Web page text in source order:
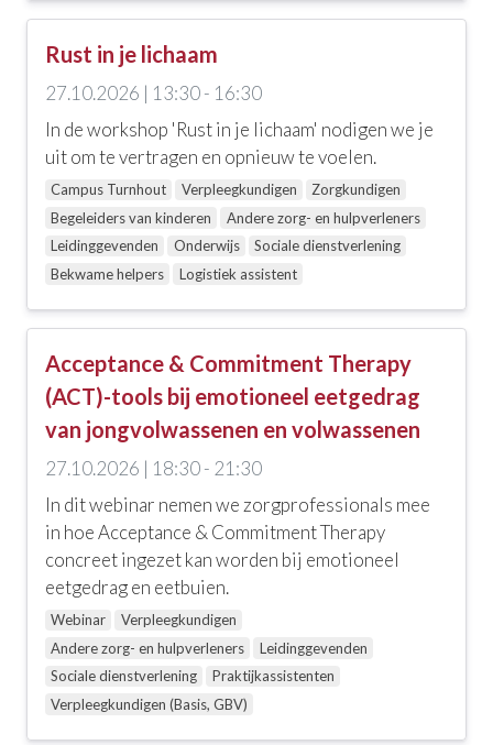
Rust in je lichaam
27.10.2026 | 13:30 - 16:30
In de workshop 'Rust in je lichaam' nodigen we je
uit om te vertragen en opnieuw te voelen.
Campus Turnhout Verpleegkundigen
Zorgkundigen
Begeleiders van kinderen
Andere zorg- en hulpverleners
Leidinggevenden
Onderwijs
Sociale dienstverlening
Bekwame helpers
Logistiek assistent
Acceptance & Commitment Therapy
(ACT)-tools bij emotioneel eetgedrag
van jongvolwassenen en volwassenen
27.10.2026 | 18:30 - 21:30
In dit webinar nemen we zorgprofessionals mee
in hoe Acceptance & Commitment Therapy
concreet ingezet kan worden bij emotioneel
eetgedrag en eetbuien.
Webinar
Verpleegkundigen
Andere zorg- en hulpverleners
Leidinggevenden
Sociale dienstverlening
Praktijkassistenten
Verpleegkundigen (Basis, GBV)